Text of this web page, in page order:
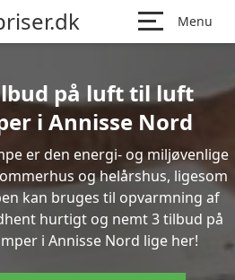
Menu
på luft til luft
i Annisse Nord
er den energi- og miljøvenlige
og helårshus, ligesom
kan bruges til opvarmning af
hurtigt og nemt 3 tilbud på
i Annisse Nord lige her!